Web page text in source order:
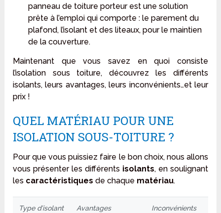
panneau de toiture porteur est une solution
prête à l’emploi qui comporte : le parement du
plafond, l’isolant et des liteaux, pour le maintien
de la couverture.
Maintenant que vous savez en quoi consiste
l’isolation sous toiture, découvrez les différents
isolants, leurs avantages, leurs inconvénients…et leur
prix !
QUEL MATÉRIAU POUR UNE
ISOLATION SOUS-TOITURE ?
Pour que vous puissiez faire le bon choix, nous allons
vous présenter les différents isolants, en soulignant
les caractéristiques de chaque matériau.
Type d’isolant Avantages Inconvénients